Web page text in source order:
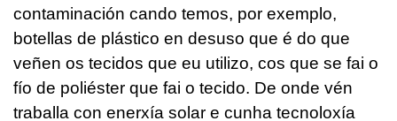
contaminación cando temos, por exemplo,
botellas de plástico en desuso que é do que
veñen os tecidos que eu utilizo, cos que se fai o
fío de poliéster que fai o tecido. De onde vén
traballa con enerxía solar e cunha tecnoloxía